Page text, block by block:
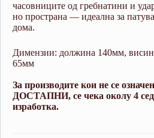
часовниците од гребнатини и
но пространа — идеална за
дома.
Димензии: должина 140мм,
65мм
За производите кои не се
ДОСТАПНИ, се чека околу 4
изработка.